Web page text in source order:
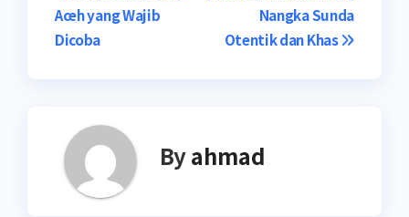
pos
Nangka Sunda
Otentik dan Khas
Aceh yang Wajib
Dicoba
Byahmad